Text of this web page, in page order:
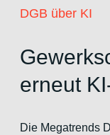
DGB über KI
erneut
Die Megatrends